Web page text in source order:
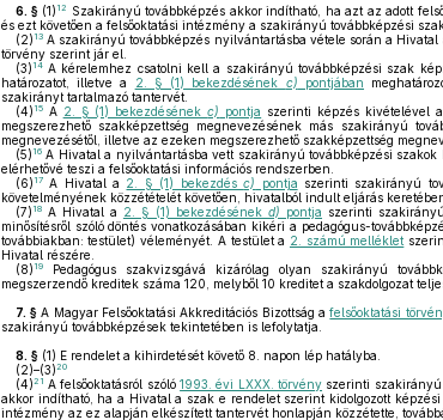
6. §(1) 12
Szakirányú továbbképzés akkor indítható, ha azt az adott
és ezt követően a felsőoktatási intézmény a szakirányú továbbképzési
(2) 13A szakirányú továbbképzés nyilvántartásba vétele során a Hivatal
törvény szerint jár el.
(3) 14A kérelemhez csatolni kell a szakirányú továbbképzési szak
határozatot, illetve a
2. § (1) bekezdésének c) pontjában
szakirányt tartalmazó tantervét.
(4) 15A 2. § (1) bekezdésénekc) pontja szerinti képzés kivételével
megszerezhető szakképzettség megnevezésének más szakirányú
megnevezésétől, illetve az ezeken megszerezhető szakképzettség
(5) 16A Hivatal a nyilvántartásba vett szakirányú továbbképzési
elérhetővé teszi a felsőoktatási információs rendszerben.
(6) 17A Hivatal a 2. § (1) bekezdésc) pontja szerinti szakirányú
követelményének közzétételét követően, hivatalból indult eljárás
(7) 18A Hivatal a 2. § (1) bekezdésének d) pontja szerinti
minősítésről szóló döntés vonatkozásában kikéri a pedagógus-
továbbiakban: testület) véleményét. A testület a 2. számú melléklet
Hivatal részére.
(8) 19Pedagógus szakvizsgává kizárólag olyan szakirányú
megszerzendő kreditek száma 120, melyből 10 kreditet a szakdolgozat
7. §A Magyar Felsőoktatási Akkreditációs Bizottság afelsőoktatási
szakirányú továbbképzések tekintetében is lefolytatja.
8. §(1) E rendelet a kihirdetését követő 8. napon lép hatályba.
(2)–(3)20
(4)21 A felsőoktatásról szóló1993. évi LXXX. törvény szerinti szakirányú
akkor indítható, ha a Hivatal a szak e rendelet szerint kidolgozott
intézmény az ez alapján elkészített tantervét honlapján közzétette,